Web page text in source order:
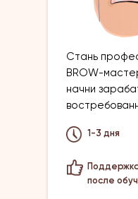
Cтань
BROW-
начни
после
1-3 дня